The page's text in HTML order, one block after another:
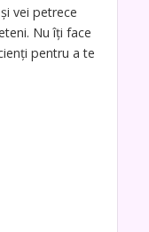
vei petrece
Nu îţi face
pentru a te